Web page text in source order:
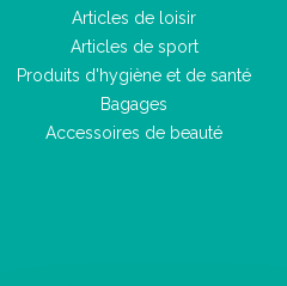
Articles de loisir
Articles de sport
Produits d'hygiène et de santé
Bagages
Accessoires de beauté